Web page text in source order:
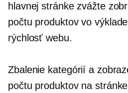
hlavnej stránke zvážte
počtu produktov vo
rýchlosť webu.
Zbalenie kategórií a
počtu produktov na